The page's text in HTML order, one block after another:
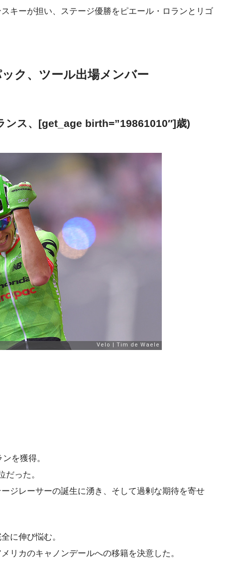
キーが担い、ステージ優勝をピエール・ロランとリゴ
ク、ツール出場メンバー
ンス、[get_age birth=”19861010″]歳)
を獲得。
だった。
ジレーサーの誕生に湧き、そして過剰な期待を寄せ
に伸び悩む。
リカのキャノンデールへの移籍を決意した。